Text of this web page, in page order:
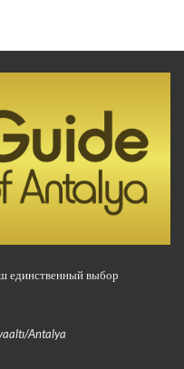
единственный выбор
Antalya